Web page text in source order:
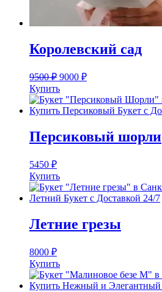
Королевский сад
9500₽ 9000 ₽
Купить
Персиковый шорли
5450 ₽
Купить
Летние грезы
8000 ₽
Купить